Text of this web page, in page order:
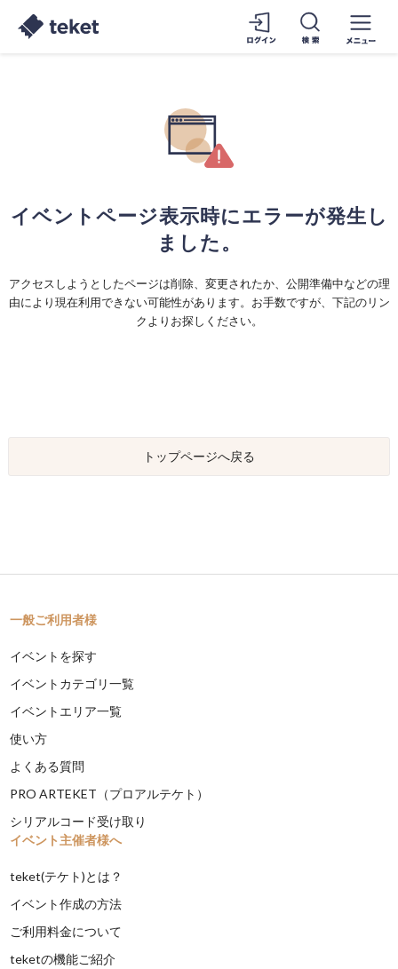
イベントページ表示時にエラーが発生し
ました。
アクセスしようとしたページは削除、変更されたか、公開準備中などの理
由により現在利用できない可能性があります。お手数ですが、下記のリン
クよりお探しください。
トップページへ戻る
一般ご利用者様
イベントを探す
イベントカテゴリ一覧
イベントエリア一覧
使い方
よくある質問
PRO ARTEKET（プロアルテケト）
シリアルコード受け取り
イベント主催者様へ
teket(テケト)とは？
イベント作成の方法
ご利用料金について
teketの機能ご紹介